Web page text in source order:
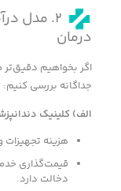
۲. مدل
درمان
اگر بخواهیم دقیق‌تر
جداگانه بررسی کنیم:
الف) کلینیک
هزینه
قیمت‌گذاری
دخالت دارد.